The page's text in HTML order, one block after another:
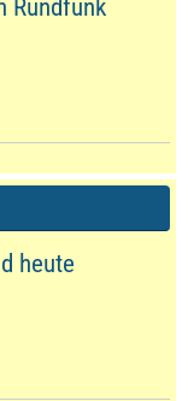
Rundfunk
heute